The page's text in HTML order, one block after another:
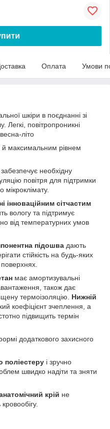
Оплата Умови
шкіри в поєднанні зі
Легкі, повітропроникні
літо
й максимальним рівнем
необхідну
повітря для підтримки
мікроклімату.
інноваційним сітчастим
вологу та підтримує
від температурних умов
підошва дають
стійкість на будь-яких
має амортизувальні
також дає
термоізоляцію. Нижній
коефіцієнт зчеплення, а
підвищить термін
додаткового захисного
поліестеру і зручно
швидко надіти та зняти
крій не